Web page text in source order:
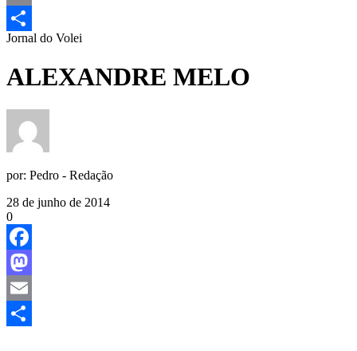
Email
Share
Jornal do Volei
ALEXANDRE MELO
por: Pedro - Redação
28 de junho de 2014
0
Facebook
Mastodon
Email